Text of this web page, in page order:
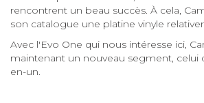
rencontrent un beau succès. À cela,
son catalogue une platine vinyle
Avec l'Evo One qui nous intéresse ici,
maintenant un nouveau segment, celui
en-un.